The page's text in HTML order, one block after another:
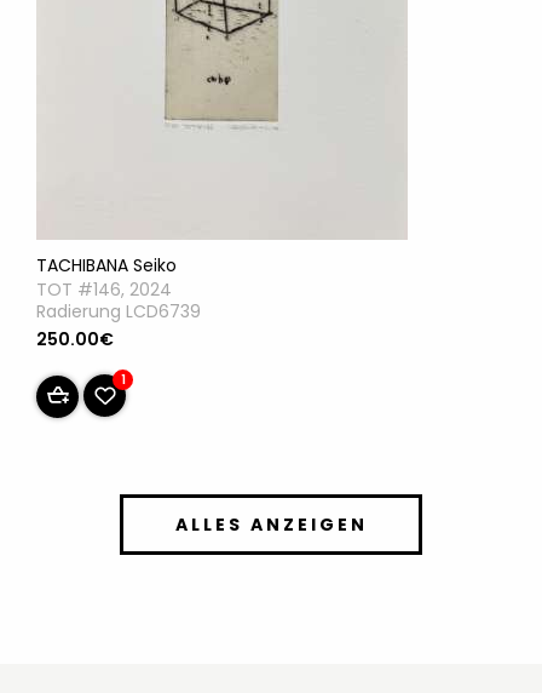
TACHIBANA Seiko
TOT #146, 2024
Radierung LCD6739
250.00€
1
ALLES ANZEIGEN